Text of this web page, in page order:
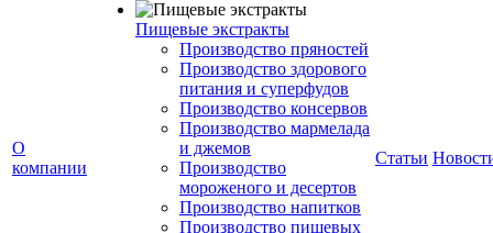
О
компании
Пищевые экстракты
Производство пряностей
Производство здорового
питания и суперфудов
Производство консервов
Производство мармелада
и джемов
Производство
мороженого и десертов
Производство напитков
Производство пищевых
Статьи